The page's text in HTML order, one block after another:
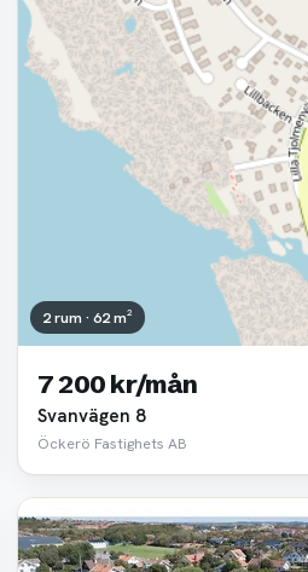
2 rum · 62 m²
7 200 kr/mån
Svanvägen 8
Öckerö Fastighets AB